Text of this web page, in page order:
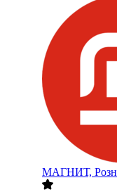
МАГНИТ,